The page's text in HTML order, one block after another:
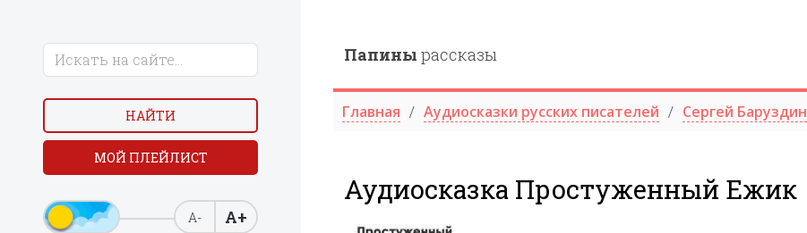
НАЙТИ
МОЙ ПЛЕЙЛИСТ
А- А+
Папины рассказы
Главная Аудиосказки русских писателей Сергей Баруздин
Аудиосказка Простуженный Ежик